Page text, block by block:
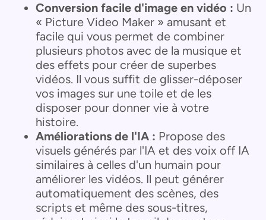
Conversion facile d'image en vidéo : Un
« Picture Video Maker » amusant et
facile qui vous permet de combiner
plusieurs photos avec de la musique et
des effets pour créer de superbes
vidéos. Il vous suffit de glisser-déposer
vos images sur une toile et de les
disposer pour donner vie à votre
histoire.
Améliorations de l'IA : Propose des
visuels générés par l'IA et des voix off IA
similaires à celles d'un humain pour
améliorer les vidéos. Il peut générer
automatiquement des scènes, des
scripts et même des sous-titres,